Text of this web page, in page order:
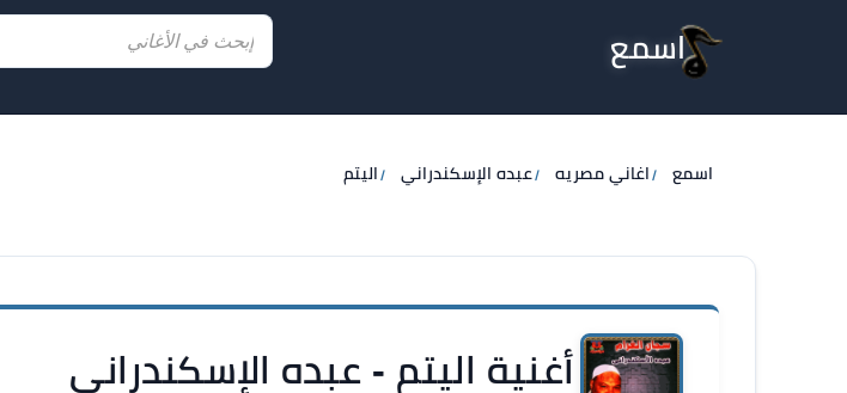
اسمع
اسمع اغاني مصريه عبده الإسكندراني اليتم
أغنية اليتم - عبده الإسكندراني